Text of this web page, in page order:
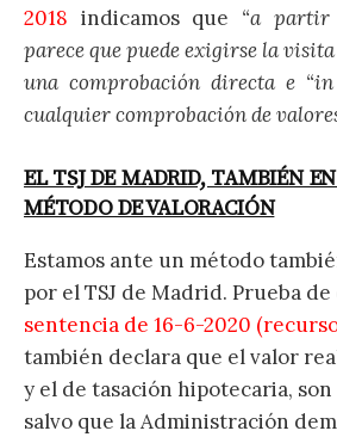
2018 indicamos que “a partir
parece que puede exigirse la
una comprobación directa e
cualquier comprobación de
EL TSJ DE MADRID, TAMBIÉN
MÉTODO DE VALORACIÓN
Estamos ante un método
por el TSJ de Madrid. Prueba de
sentencia de 16-6-2020
también declara que el valor
y el de tasación hipotecaria,
salvo que la Administración